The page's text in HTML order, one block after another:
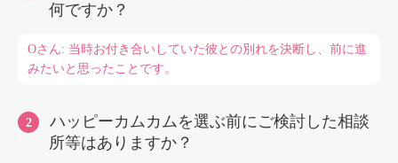
何ですか？
Oさん: 当時お付き合いしていた彼との別れを決断し、前に進
みたいと思ったことです。
ハッピーカムカムを選ぶ前にご検討した相談
所等はありますか？